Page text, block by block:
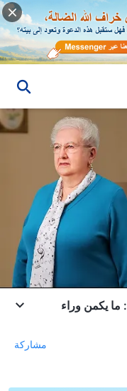
شهادات اختبارية مسيحية، الحلقة 467: ما يكمن وراء
مشاركة